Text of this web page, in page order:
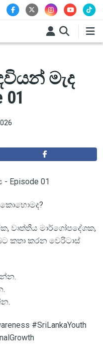
මැද
Episode 01
කොහොමද?
වෘත්තීය මාර්ගෝපදේශක,
කතා කරන වෙරිටාස්
#SriLankaYouth